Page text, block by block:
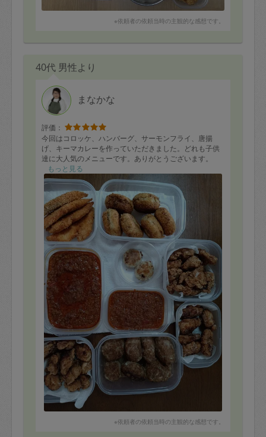
※依頼者の依頼当時の主観的な感想です。
40代 男性より
まなかな
評価：
今回はコロッケ、ハンバーグ、サーモンフライ、唐揚
げ、キーマカレーを作っていただきました。どれも子供
達に大人気のメニューです。ありがとうございます。
もっと見る
※依頼者の依頼当時の主観的な感想です。